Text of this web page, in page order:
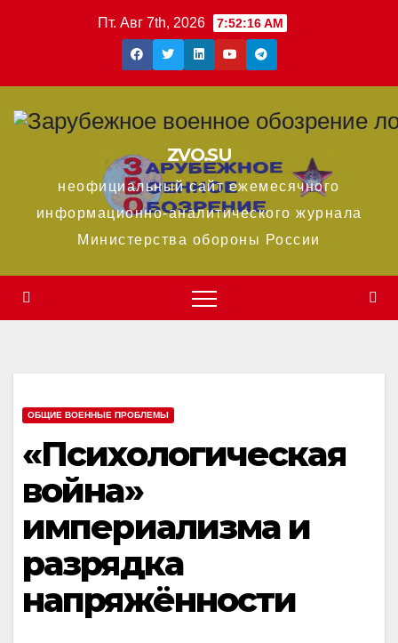
Пт. Авг 7th, 2026 7:52:17 AM
ZVO.SU
неофициальный сайт ежемесячного
информационно-аналитического журнала
Министерства обороны России
ОБЩИЕ ВОЕННЫЕ ПРОБЛЕМЫ
«Психологическая
война»
империализма и
разрядка
напряжённости